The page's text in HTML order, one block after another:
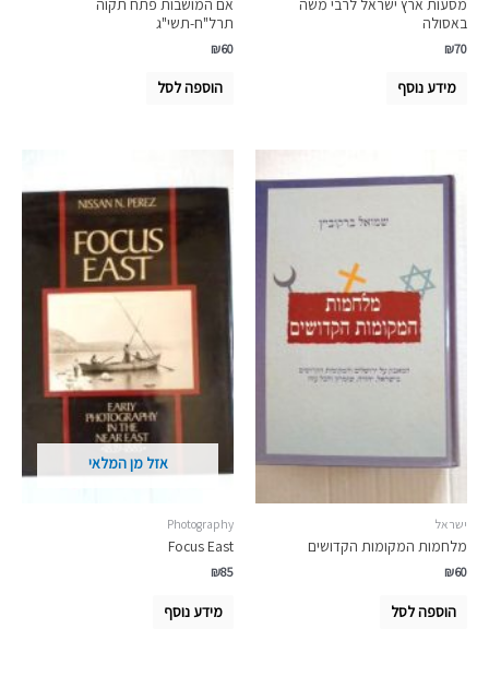
מסעות ארץ ישראל לרבי משה
באסולה
₪70
מידע נוסף
אם המושבות פתח תקוה
תרל"ח-תשי"ג
₪60
הוספה לסל
ישראל
מלחמות המקומות הקדושים
₪60
הוספה לסל
אזל מן המלאי
Photography
Focus East
₪85
מידע נוסף